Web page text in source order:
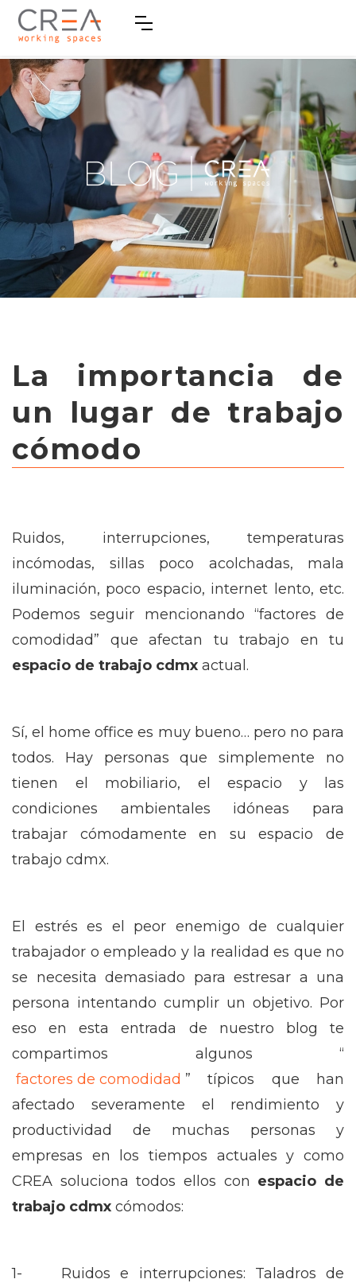
La importancia de
un lugar de trabajo
cómodo
Ruidos, interrupciones, temperaturas
incómodas, sillas poco acolchadas, mala
iluminación, poco espacio, internet lento, etc.
Podemos seguir mencionando “factores de
comodidad” que afectan tu trabajo en tu
espacio de trabajo cdmx actual.
Sí, el home office es muy bueno… pero no para
todos. Hay personas que simplemente no
tienen el mobiliario, el espacio y las
condiciones ambientales idóneas para
trabajar cómodamente en su espacio de
trabajo cdmx.
El estrés es el peor enemigo de cualquier
trabajador o empleado y la realidad es que no
se necesita demasiado para estresar a una
persona intentando cumplir un objetivo. Por
eso en esta entrada de nuestro blog te
compartimos algunos “
factores de comodidad ” típicos que han
afectado severamente el rendimiento y
productividad de muchas personas y
empresas en los tiempos actuales y como
CREA soluciona todos ellos con espacio de
trabajo cdmx cómodos:
1- Ruidos e interrupciones: Taladros de